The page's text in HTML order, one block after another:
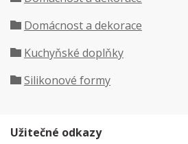
Domácnost a dekorace
Kuchyňské doplňky
Silikonové formy
Užitečné odkazy